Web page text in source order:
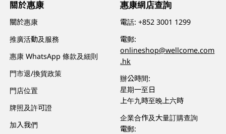
關於惠康
關於惠康
推廣活動及服務
惠康 WhatsApp 條款及細則
門市退/換貨政策
門店位置
牌照及許可證
加入我們
惠康網店查詢
電話:+852 3001 1299
電郵:
onlineshop@wellcome.com
.hk
辦公時間:
星期一至日
上午九時至晚上六時
企業合作及大量訂購查詢
電郵: